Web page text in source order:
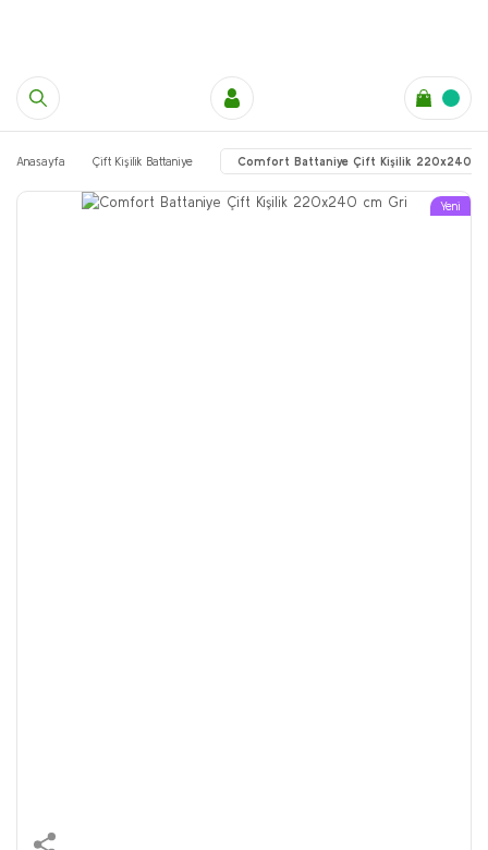
Anasayfa Çift Kişilik Battaniye Comfort Battaniye Çift Kişilik 220x240
Yeni